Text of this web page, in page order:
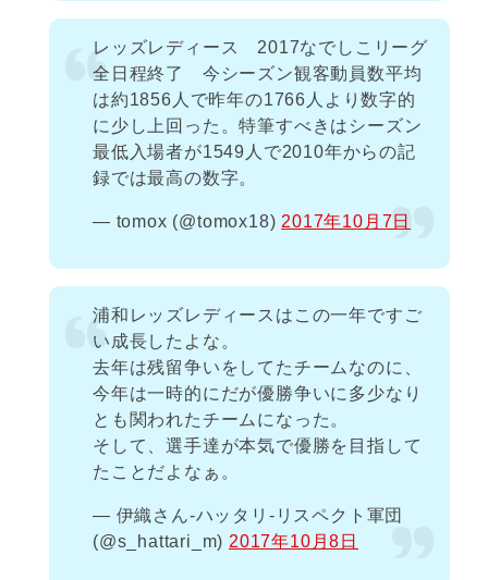
レッズレディース 2017なでしこリーグ
全日程終了 今シーズン観客動員数平均
は約1856人で昨年の1766人より数字的
に少し上回った。特筆すべきはシーズン
最低入場者が1549人で2010年からの記
録では最高の数字。
— tomox (@tomox18) 2017年10月7日
浦和レッズレディースはこの一年ですご
い成長したよな。
去年は残留争いをしてたチームなのに、
今年は一時的にだが優勝争いに多少なり
とも関われたチームになった。
そして、選手達が本気で優勝を目指して
たことだよなぁ。
— 伊織さん-ハッタリ-リスペクト軍団
(@s_hattari_m) 2017年10月8日